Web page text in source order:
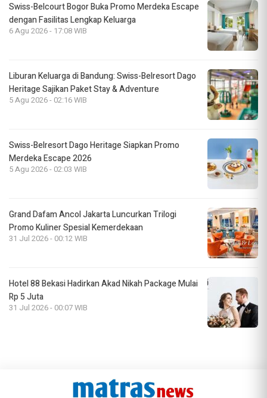
Swiss-Belcourt Bogor Buka Promo Merdeka Escape
dengan Fasilitas Lengkap Keluarga
6 Agu 2026 - 17:08 WIB
Liburan Keluarga di Bandung: Swiss-Belresort Dago
Heritage Sajikan Paket Stay & Adventure
5 Agu 2026 - 02:16 WIB
Swiss-Belresort Dago Heritage Siapkan Promo
Merdeka Escape 2026
5 Agu 2026 - 02:03 WIB
Grand Dafam Ancol Jakarta Luncurkan Trilogi
Promo Kuliner Spesial Kemerdekaan
31 Jul 2026 - 00:12 WIB
Hotel 88 Bekasi Hadirkan Akad Nikah Package Mulai
Rp 5 Juta
31 Jul 2026 - 00:07 WIB